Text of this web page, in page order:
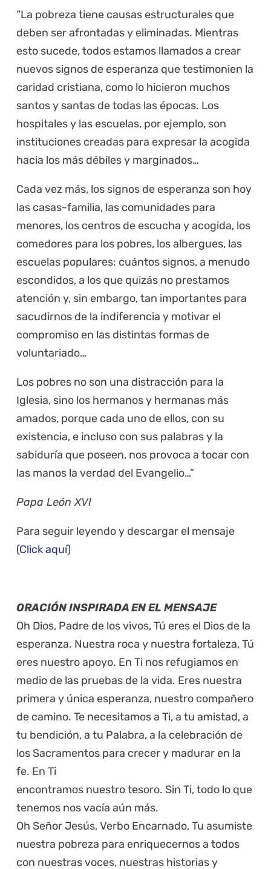
“La pobreza tiene causas estructurales que
deben ser afrontadas y eliminadas. Mientras
esto sucede, todos estamos llamados a crear
nuevos signos de esperanza que testimonien la
caridad cristiana, como lo hicieron muchos
santos y santas de todas las épocas. Los
hospitales y las escuelas, por ejemplo, son
instituciones creadas para expresar la acogida
hacia los más débiles y marginados…
Cada vez más, los signos de esperanza son hoy
las casas-familia, las comunidades para
menores, los centros de escucha y acogida, los
comedores para los pobres, los albergues, las
escuelas populares: cuántos signos, a menudo
escondidos, a los que quizás no prestamos
atención y, sin embargo, tan importantes para
sacudirnos de la indiferencia y motivar el
compromiso en las distintas formas de
voluntariado…
Los pobres no son una distracción para la
Iglesia, sino los hermanos y hermanas más
amados, porque cada uno de ellos, con su
existencia, e incluso con sus palabras y la
sabiduría que poseen, nos provoca a tocar con
las manos la verdad del Evangelio…”
Papa León XVI
Para seguir leyendo y descargar el mensaje
(Click aquí)
ORACIÓN INSPIRADA EN EL MENSAJE
Oh Dios, Padre de los vivos, Tú eres el Dios de la
esperanza. Nuestra roca y nuestra fortaleza, Tú
eres nuestro apoyo. En Ti nos refugiamos en
medio de las pruebas de la vida. Eres nuestra
primera y única esperanza, nuestro compañero
de camino. Te necesitamos a Ti, a tu amistad, a
tu bendición, a tu Palabra, a la celebración de
los Sacramentos para crecer y madurar en la
fe. En Ti
encontramos nuestro tesoro. Sin Ti, todo lo que
tenemos nos vacía aún más.
Oh Señor Jesús, Verbo Encarnado, Tu asumiste
nuestra pobreza para enriquecernos a todos
con nuestras voces, nuestras historias y